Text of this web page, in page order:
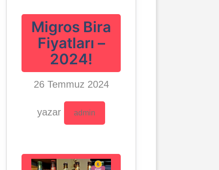
Migros Bira
Fiyatları –
2024!
26 Temmuz 2024
yazar admin